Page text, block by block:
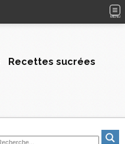
MENU
Recettes sucrées